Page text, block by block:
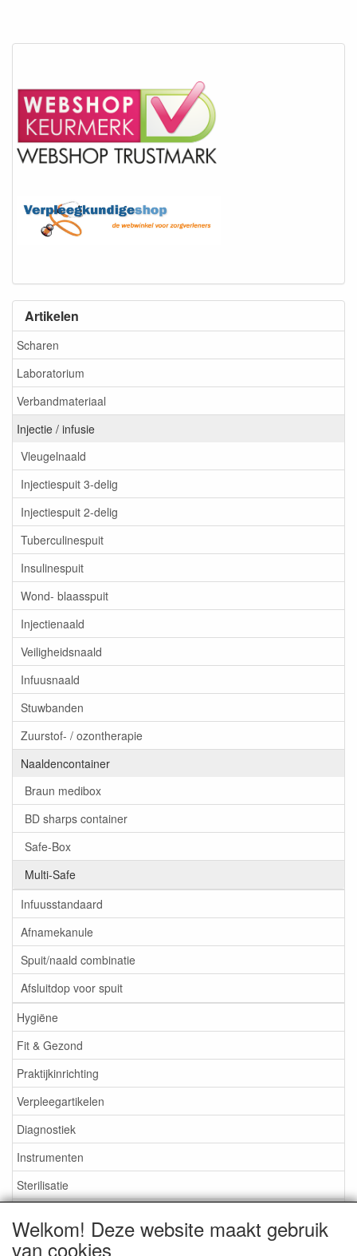
Artikelen
Scharen
Laboratorium
Verbandmateriaal
Injectie / infusie
Vleugelnaald
Injectiespuit 3-delig
Injectiespuit 2-delig
Tuberculinespuit
Insulinespuit
Wond- blaasspuit
Injectienaald
Veiligheidsnaald
Infuusnaald
Stuwbanden
Zuurstof- / ozontherapie
Naaldencontainer
Braun medibox
BD sharps container
Safe-Box
Multi-Safe
Infuusstandaard
Afnamekanule
Spuit/naald combinatie
Afsluitdop voor spuit
Hygiëne
Fit & Gezond
Praktijkinrichting
Verpleegartikelen
Diagnostiek
Instrumenten
Sterilisatie
Aktieartikelen
Welkom! Deze website maakt gebruik
van cookies